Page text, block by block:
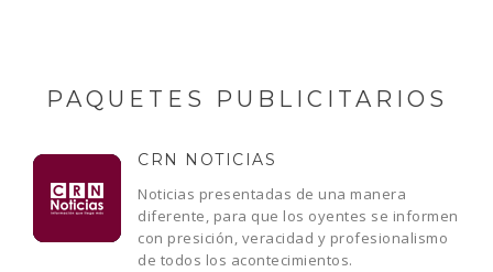
PAQUETES PUBLICITARIOS
CRN NOTICIAS
Noticias presentadas de una manera
diferente, para que los oyentes se informen
con presición, veracidad y profesionalismo
de todos los acontecimientos.